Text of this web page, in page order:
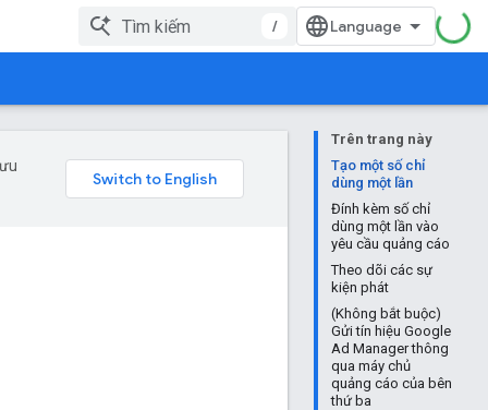
/
Trên trang này
Tạo một số chỉ
dùng một lần
Đính kèm số chỉ
dùng một lần vào
yêu cầu quảng cáo
Theo dõi các sự
kiện phát
(Không bắt buộc)
Gửi tín hiệu Google
Ad Manager thông
qua máy chủ
quảng cáo của bên
thứ ba